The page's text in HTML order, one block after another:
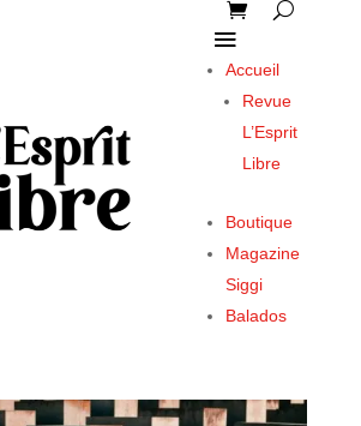
Accueil
Revue
L’Esprit
Libre
Boutique
Magazine
Siggi
Balados